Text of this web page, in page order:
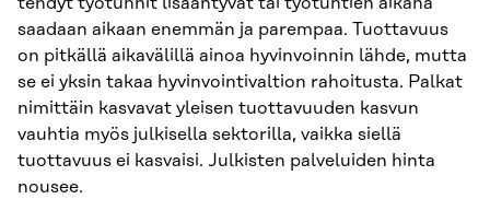
saadaan aikaan enemmän ja parempaa. Tuottavuus
on pitkällä aikavälillä ainoa hyvinvoinnin lähde, mutta
se ei yksin takaa hyvinvointivaltion rahoitusta. Palkat
nimittäin kasvavat yleisen tuottavuuden kasvun
vauhtia myös julkisella sektorilla, vaikka siellä
tuottavuus ei kasvaisi. Julkisten palveluiden hinta
nousee.